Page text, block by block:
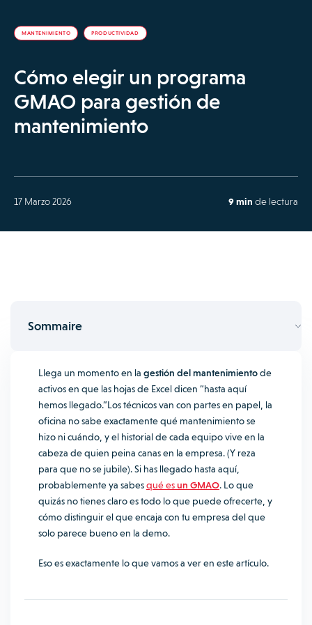
MANTENIMIENTO PRODUCTIVIDAD
Cómo elegir un programa
GMAO para gestión de
mantenimiento
17 Marzo 2026 9 min de lectura
Sommaire
Llega un momento en la gestión del mantenimientode
activos en que las hojas de Excel dicen “hasta aquí
hemos llegado.”Los técnicos van con partes en papel, la
oficina no sabe exactamente qué mantenimiento se
hizo ni cuándo, y el historial de cada equipo vive en la
cabeza de quien peina canas en la empresa. (Y reza
para que no se jubile).Si has llegado hasta aquí,
probablemente ya sabesqué esun GMAO. Lo que
quizás no tienes claro es todo lo que puede ofrecerte, y
cómo distinguir el que encaja con tu empresa del que
solo parece bueno en la demo.
Eso es exactamente lo que vamos a ver en este artículo.